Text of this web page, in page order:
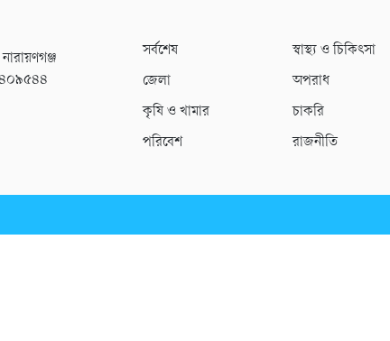
সর্বশেষ স্বাস্থ্য ও চিকিৎসা
জেলা
অপরাধ
কৃষি ও খামার
চাকরি
পরিবেশ
রাজনীতি